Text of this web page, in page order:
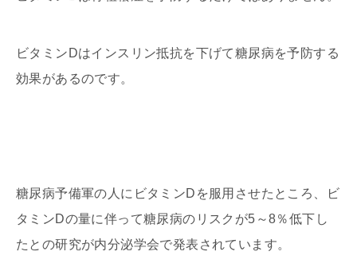
ビタミンDはインスリン抵抗を下げて糖尿病を予防する
効果があるのです。
糖尿病予備軍の人にビタミンDを服用させたところ、ビ
タミンDの量に伴って糖尿病のリスクが5～8％低下し
たとの研究が内分泌学会で発表されています。